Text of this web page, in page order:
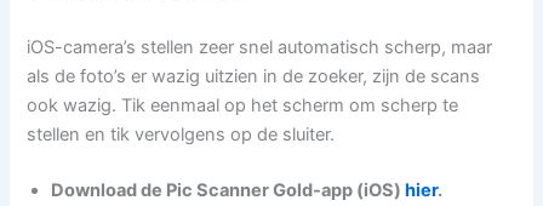
iOS-camera’s stellen zeer snel automatisch scherp, maar
als de foto’s er wazig uitzien in de zoeker, zijn de scans
ook wazig. Tik eenmaal op het scherm om scherp te
stellen en tik vervolgens op de sluiter.
Download de Pic Scanner Gold-app (iOS)hier.